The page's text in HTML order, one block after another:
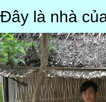
Đây là nhà